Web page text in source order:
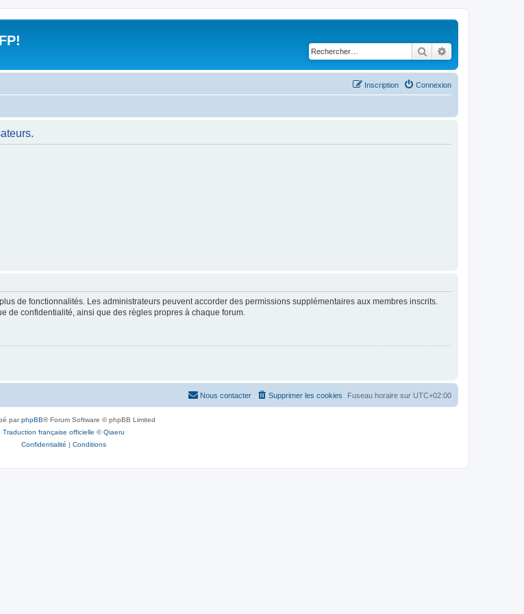
Rechercher
Connexion
Inscription
de fonctionnalités. Les administrateurs peuvent accorder des permissions supplémentaires aux membres inscrits.
de confidentialité, ainsi que des règles propres à chaque forum.
Fuseau horaire sur UTC+02:00
Supprimer les cookies
Nous contacter
parphpBB® Forum Software © phpBB Limited
Traduction française officielle ©Qiaeru
Confidentialité | Conditions